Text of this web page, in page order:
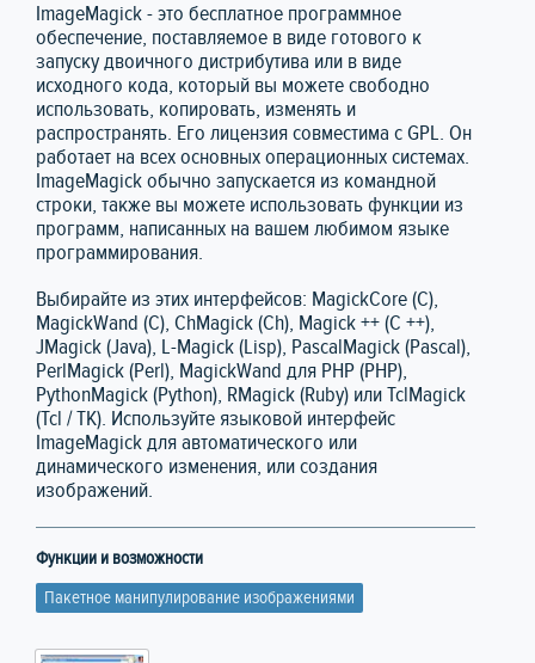
ImageMagick - это бесплатное программное
обеспечение, поставляемое в виде готового к
запуску двоичного дистрибутива или в виде
исходного кода, который вы можете свободно
использовать, копировать, изменять и
распространять. Его лицензия совместима с GPL. Он
работает на всех основных операционных системах.
ImageMagick обычно запускается из командной
строки, также вы можете использовать функции из
программ, написанных на вашем любимом языке
программирования.
Выбирайте из этих интерфейсов: MagickCore (C),
MagickWand (C), ChMagick (Ch), Magick ++ (C ++),
JMagick (Java), L-Magick (Lisp), PascalMagick (Pascal),
PerlMagick (Perl), MagickWand для PHP (PHP),
PythonMagick (Python), RMagick (Ruby) или TclMagick
(Tcl / TK). Используйте языковой интерфейс
ImageMagick для автоматического или
динамического изменения, или создания
изображений.
Функции и возможности
Пакетное манипулирование изображениями